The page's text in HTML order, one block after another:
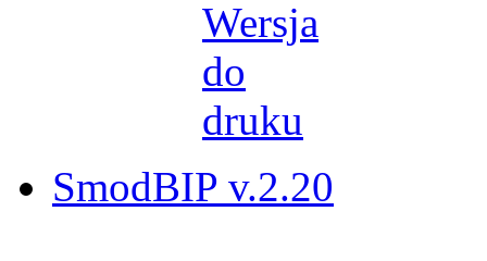
SmodBIP v.2.20